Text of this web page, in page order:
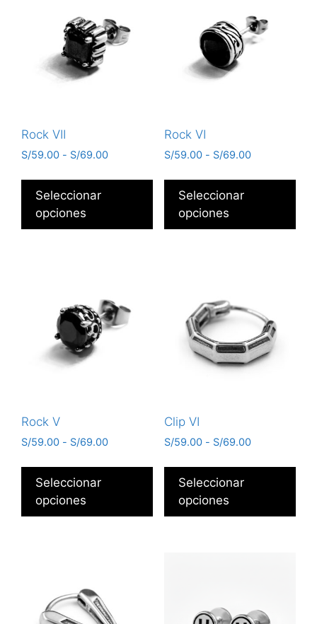
Rock VII
S/59.00 - S/69.00
Seleccionar
opciones
Rock VI
S/59.00 - S/69.00
Seleccionar
opciones
Rock V
S/59.00 - S/69.00
Seleccionar
opciones
Clip VI
S/59.00 - S/69.00
Seleccionar
opciones